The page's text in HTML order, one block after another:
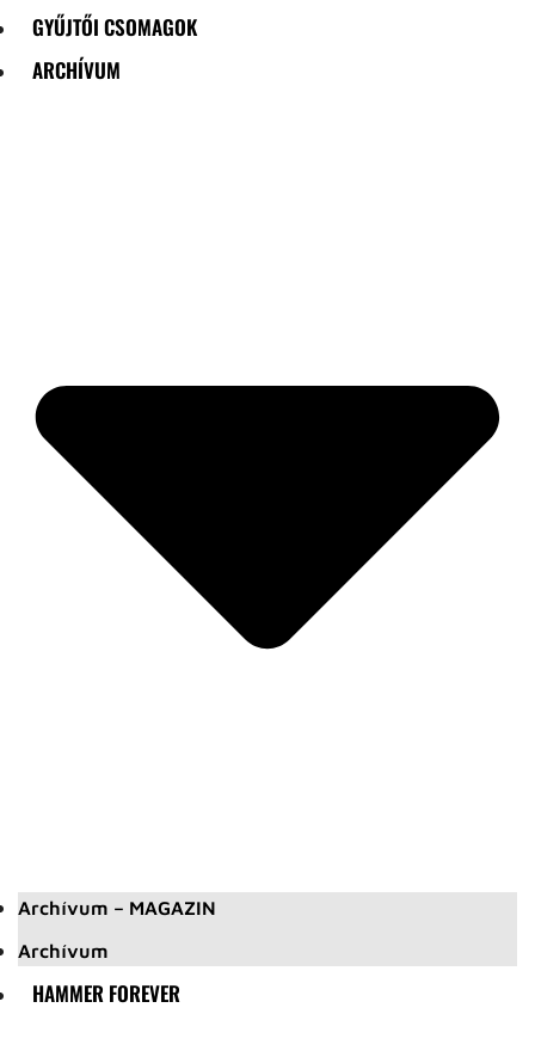
GYŰJTŐI CSOMAGOK
ARCHÍVUM
Archívum – MAGAZIN
Archívum
HAMMER FOREVER